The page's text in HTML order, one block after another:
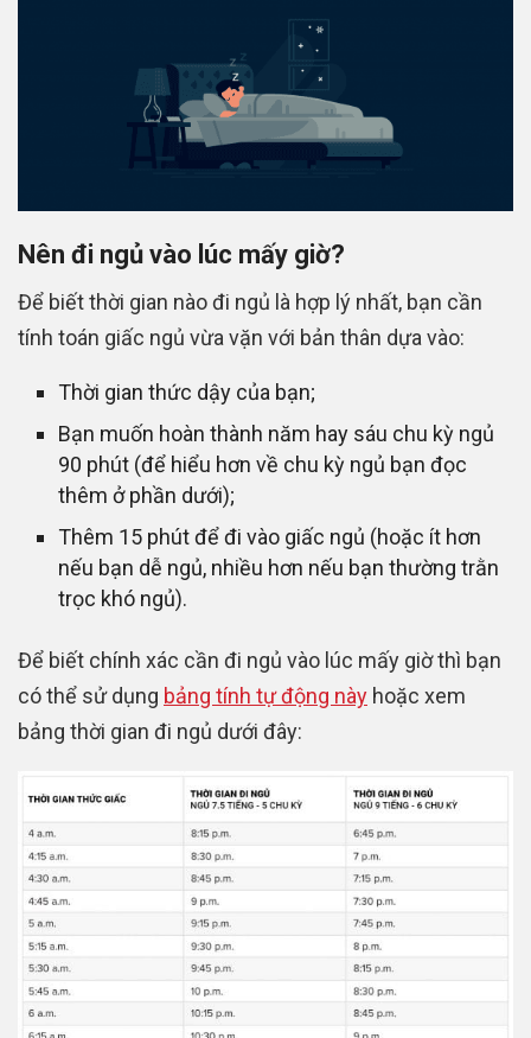
Nên đi ngủ vào lúc mấy giờ?
Để biết thời gian nào đi ngủ là hợp lý nhất, bạn cần
tính toán giấc ngủ vừa vặn với bản thân dựa vào:
Thời gian thức dậy của bạn;
Bạn muốn hoàn thành năm hay sáu chu kỳ ngủ
90 phút (để hiểu hơn về chu kỳ ngủ bạn đọc
thêm ở phần dưới);
Thêm 15 phút để đi vào giấc ngủ (hoặc ít hơn
nếu bạn dễ ngủ, nhiều hơn nếu bạn thường trằn
trọc khó ngủ).
Để biết chính xác cần đi ngủ vào lúc mấy giờ thì bạn
có thể sử dụng bảng tính tự động này hoặc xem
bảng thời gian đi ngủ dưới đây: